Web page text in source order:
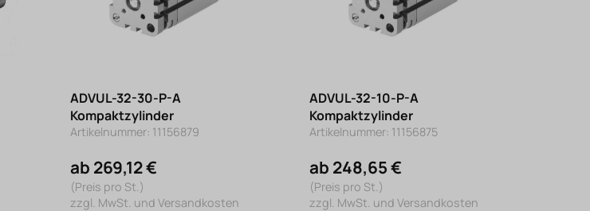
ADVUL-32-30-P-A
Kompaktzylinder
Artikelnummer: 11156879
ab 269,12 €
(Preis pro St.)
zzgl. MwSt. und Versandkosten
ADVUL-32-10-P-A
Kompaktzylinder
Artikelnummer: 11156875
ab 248,65 €
(Preis pro St.)
zzgl. MwSt. und Versandkosten